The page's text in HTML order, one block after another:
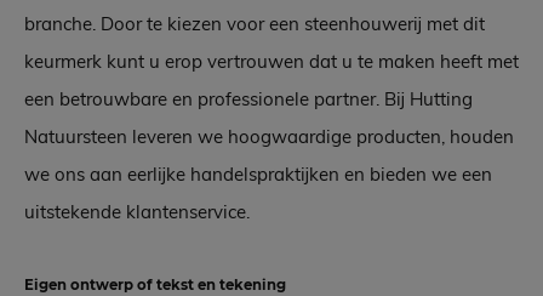
branche. Door te kiezen voor een steenhouwerij met dit
keurmerk kunt u erop vertrouwen dat u te maken heeft met
een betrouwbare en professionele partner. Bij Hutting
Natuursteen leveren we hoogwaardige producten, houden
we ons aan eerlijke handelspraktijken en bieden we een
uitstekende klantenservice.
Eigen ontwerp of tekst en tekening